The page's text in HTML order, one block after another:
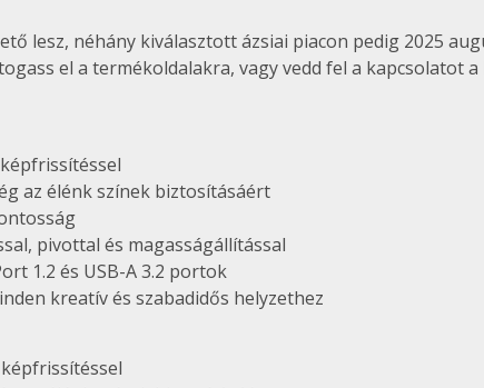
lesz, néhány kiválasztott ázsiai piacon pedig 2025
el a termékoldalakra, vagy vedd fel a kapcsolatot
képfrissítéssel
az élénk színek biztosításáért
pivottal és magasságállítással
1.2 és USB-A 3.2 portok
kreatív és szabadidős helyzethez
képfrissítéssel